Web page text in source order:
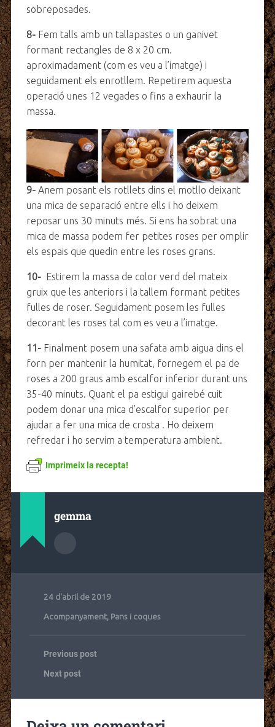
sobreposades.
8-Fem talls amb un tallapastes o un ganivet
formant rectangles de 8 x 20 cm.
aproximadament (com es veu a l’imatge) i
seguidament els enrotllem. Repetirem aquesta
operació unes 12 vegades o fins a exhaurir la
massa.
9-Anem posant els rotllets dins el motllo deixant
una mica de separació entre ells i ho deixem
reposar uns 30 minuts més. Si ens ha sobrat una
mica de massa podem fer petites roses per omplir
els espais que quedin entre les roses grans.
10-Estirem la massa de color verd del mateix
gruix que les anteriors i la tallem formant petites
fulles de roser. Seguidament posem les fulles
decorant les roses tal com es veu a l’imatge.
11-Finalment posem una safata amb aigua dins el
forn per mantenir la humitat, fornegem el pa de
roses a 200 graus amb escalfor inferior durant uns
35-40 minuts. Quant el pa estigui gairebé cuit
podem donar una mica d’escalfor superior per
ajudar a fer una mica de crosta . Ho deixem
refredar i ho servim a temperatura ambient.
Imprimeix la recepta!
gemma
24 d'abril de 2019
Acompanyament, Pans i coques
Previous post
Next post